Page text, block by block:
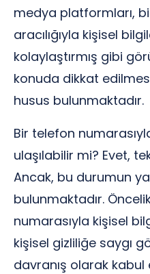
medya platformları,
aracılığıyla kişisel
kolaylaştırmış gibi
konuda dikkat
husus bulunmaktadır.
Bir telefon
ulaşılabilir mi? Evet,
Ancak, bu durumun
bulunmaktadır.
numarasıyla kişisel
kişisel gizliliğe saygı
davranış olarak kabul